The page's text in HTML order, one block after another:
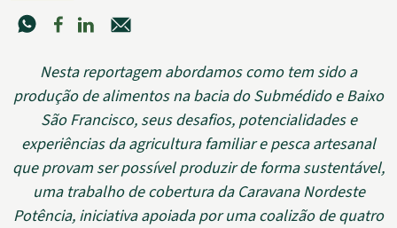
Nesta reportagem abordamos como tem sido a
produção de alimentos na bacia do Submédido e Baixo
São Francisco, seus desafios, potencialidades e
experiências da agricultura familiar e pesca artesanal
que provam ser possível produzir de forma sustentável,
uma trabalho de cobertura da Caravana Nordeste
Potência, iniciativa apoiada por uma coalizão de quatro